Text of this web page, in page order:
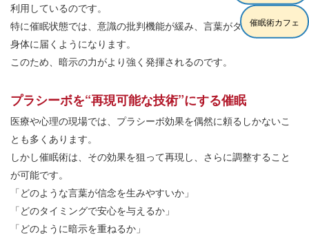
利用しているのです。
特に催眠状態では、意識の批判機能が緩み、言葉がダイレクトに
身体に届くようになります。
このため、暗示の力がより強く発揮されるのです。
プラシーボを“再現可能な技術”にする催眠
医療や心理の現場では、プラシーボ効果を偶然に頼るしかないこ
とも多くあります。
しかし催眠術は、その効果を狙って再現し、さらに調整すること
が可能です。
「どのような言葉が信念を生みやすいか」
「どのタイミングで安心を与えるか」
「どのように暗示を重ねるか」
催眠術カフェ